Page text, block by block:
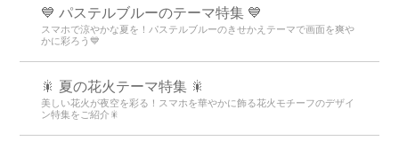
💙 パステルブルーのテーマ特集 💙
スマホで涼やかな夏を！パステルブルーのきせかえテーマで画面を爽や
かに彩ろう💙
🎇 夏の花火テーマ特集 🎇
美しい花火が夜空を彩る！スマホを華やかに飾る花火モチーフのデザイ
ン特集をご紹介🎇